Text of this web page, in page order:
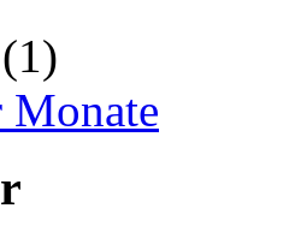
(1)